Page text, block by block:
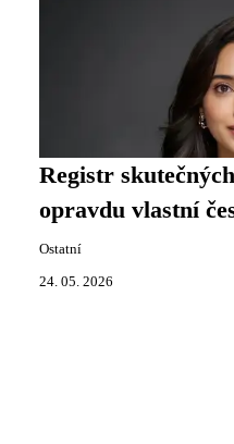
Registr
opravdu vlastní
Ostatní
24. 05. 2026